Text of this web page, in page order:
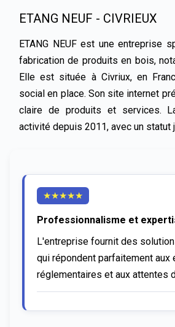
ETANG NEUF - CIVRIEUX
ETANG NEUF est une entreprise
fabrication de produits en bois,
Elle est située à Civriux, en
social en place. Son site internet
claire de produits et services.
activité depuis 2011, avec un statut
★★★★★
Professionnalisme et
L'entreprise fournit des
qui répondent parfaitement aux
réglementaires et aux attentes